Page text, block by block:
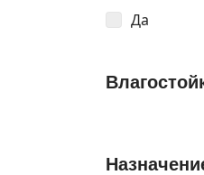
Да